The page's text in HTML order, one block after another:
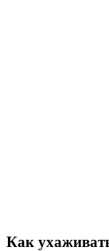
Как